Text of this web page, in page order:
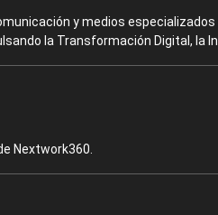
y medios
la Transformación Digital, la
Nextwork360.